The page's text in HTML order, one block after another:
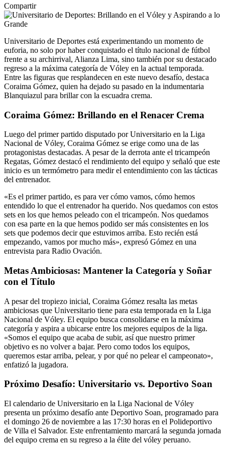
Compartir
Universitario de Deportes está experimentando un momento de
euforia, no solo por haber conquistado el título nacional de fútbol
frente a su archirrival, Alianza Lima, sino también por su destacado
regreso a la máxima categoría de Vóley en la actual temporada.
Entre las figuras que resplandecen en este nuevo desafío, destaca
Coraima Gómez, quien ha dejado su pasado en la indumentaria
Blanquiazul para brillar con la escuadra crema.
Coraima Gómez: Brillando en el Renacer Crema
Luego del primer partido disputado por Universitario en la Liga
Nacional de Vóley, Coraima Gómez se erige como una de las
protagonistas destacadas. A pesar de la derrota ante el tricampeón
Regatas, Gómez destacó el rendimiento del equipo y señaló que este
inicio es un termómetro para medir el entendimiento con las tácticas
del entrenador.
«Es el primer partido, es para ver cómo vamos, cómo hemos
entendido lo que el entrenador ha querido. Nos quedamos con estos
sets en los que hemos peleado con el tricampeón. Nos quedamos
con esa parte en la que hemos podido ser más consistentes en los
sets que podemos decir que estuvimos arriba. Esto recién está
empezando, vamos por mucho más», expresó Gómez en una
entrevista para Radio Ovación.
Metas Ambiciosas: Mantener la Categoría y Soñar
con el Título
A pesar del tropiezo inicial, Coraima Gómez resalta las metas
ambiciosas que Universitario tiene para esta temporada en la Liga
Nacional de Vóley. El equipo busca consolidarse en la máxima
categoría y aspira a ubicarse entre los mejores equipos de la liga.
«Somos el equipo que acaba de subir, así que nuestro primer
objetivo es no volver a bajar. Pero como todos los equipos,
queremos estar arriba, pelear, y por qué no pelear el campeonato»,
enfatizó la jugadora.
Próximo Desafío: Universitario vs. Deportivo Soan
El calendario de Universitario en la Liga Nacional de Vóley
presenta un próximo desafío ante Deportivo Soan, programado para
el domingo 26 de noviembre a las 17:30 horas en el Polideportivo
de Villa el Salvador. Este enfrentamiento marcará la segunda jornada
del equipo crema en su regreso a la élite del vóley peruano.